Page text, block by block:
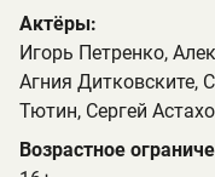
Актёры:
Игорь Петренко,
Агния Дитковските,
Тютин, Сергей
Возрастное